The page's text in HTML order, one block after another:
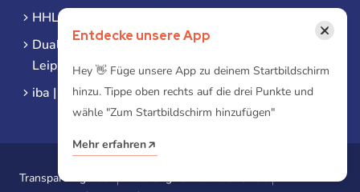
HHL Leipzig
Duale Hochschule Sachsen (DHSN) am Standort
Leipzig
iba | Campus Leipzig
Transparenzgesetz
Erklärung zur Barrierefreiheit
Entdecke unsere App ×
Hey 👋 Füge unsere App zu deinem Startbildschirm
hinzu. Tippe oben rechts auf die drei Punkte und
wähle "Zum Startbildschirm hinzufügen"
Mehr erfahren